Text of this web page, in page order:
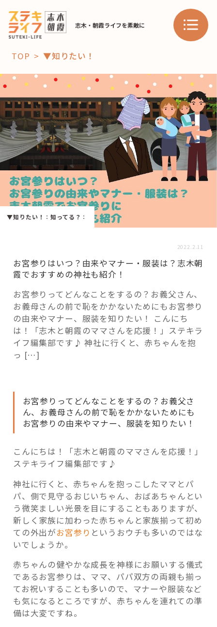
志木・朝霞ライフを素敵に
「コト」
子育て
暮らし
おすすめ
スポット 学び・教育
「場」
HAREL
「モノ」
fleXe リノベ事例
「ひと」
これからの暮らし 住み替え相談
記事検索
TOP ▼知りたい！
▼知りたい！ ：知ってる？ ：
2022.2.11
お宮参りはいつ？由来やマナー・服装は？志木朝
霞でおすすめの神社も紹介！
お宮参りってどんなことをするの？お義父さん、
お義母さんの前で恥をかかないためにもお宮参り
の由来やマナー、服装を知りたい！ こんにち
は！「志木と朝霞のママさんを応援！」ステキラ
イフ編集部です♪ 神社に行くと、赤ちゃんを抱
っ […]
お宮参りってどんなことをするの？お義父さ
ん、お義母さんの前で恥をかかないためにも
お宮参りの由来やマナー、服装を知りたい！
こんにちは！「志木と朝霞のママさんを応援！」
ステキライフ編集部です♪
神社に行くと、赤ちゃんを抱っこしたママとパ
パ、側で見守るおじいちゃん、おばあちゃんとい
う微笑ましい光景を目にすることもありますが、
新しく家族に加わった赤ちゃんと家族揃って初め
ての外出がお宮参り というおウチも多いのではな
いでしょうか。
赤ちゃんの健やかな成長を神様にお願いする儀式
であるお宮参りは、ママ、パパ双方の両親も揃っ
てお祝いすることも多いので、マナーや服装など
も気になるところですが、赤ちゃんを連れての準
備は大変ですね。